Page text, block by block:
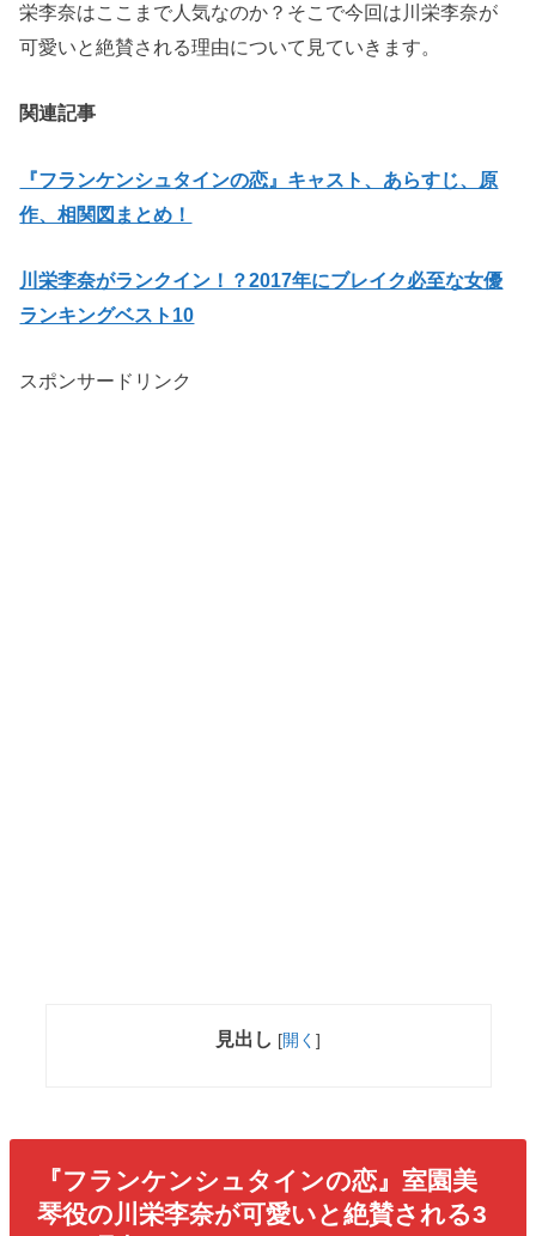
栄李奈はここまで人気なのか？そこで今回は川栄李奈が
可愛いと絶賛される理由について見ていきます。
関連記事
『フランケンシュタインの恋』キャスト、あらすじ、原
作、相関図まとめ！
川栄李奈がランクイン！？2017年にブレイク必至な女優
ランキングベスト10
スポンサードリンク
見出し [開く ]
『フランケンシュタインの恋』室園美
琴役の川栄李奈が可愛いと絶賛される3